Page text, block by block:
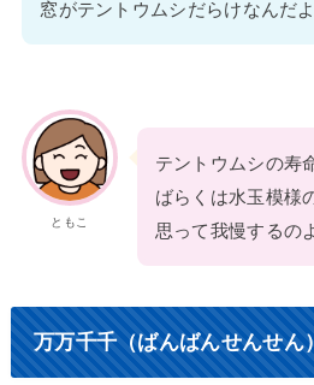
窓がテントウムシだらけなんだよ
ともこ
テントウムシの寿
ばらくは水玉模様
思って我慢するの
万万千千（ばんばんせんせん